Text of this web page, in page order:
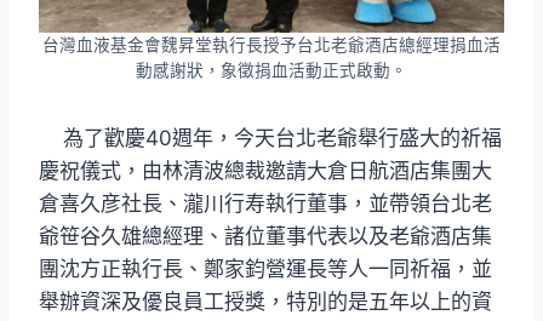
台灣血液基金會魏昇堂執行長授予台北老爺酒店總經理捐血活
動感謝狀，象徵捐血活動正式啟動。
為了歡慶40週年，今天台北老爺舉行盛大的祈福
慶祝儀式，由林清波總裁邀請大倉日航酒店集團大
倉喜久彦社長、瀧川行寿執行董事，並帶領台北老
爺笹谷久雄總經理、諸位董事代表以及老爺酒店集
團沈方正執行長、鄭家鈞營運長等人一同祈福，並
舉辦資深及優良員工授獎，特別的是五年以上的資